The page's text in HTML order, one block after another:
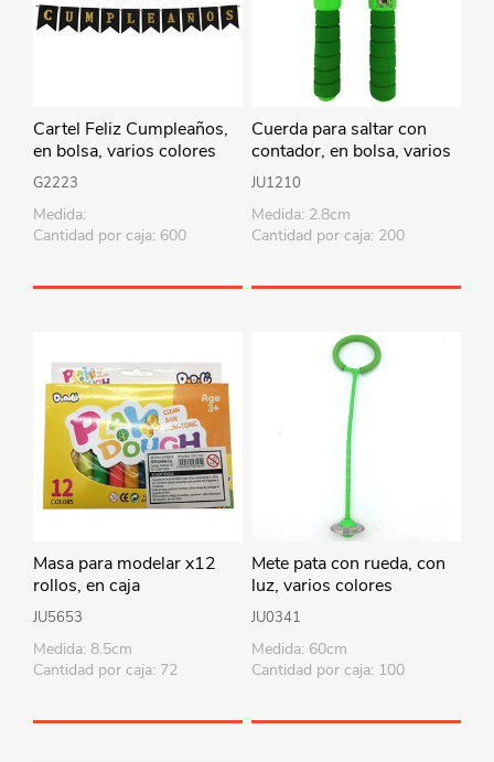
Cartel Feliz Cumpleaños,
en bolsa, varios colores
G2223
Medida:
Cantidad por caja: 600
Cuerda para saltar con
contador, en bolsa, varios
colores
JU1210
Medida: 2.8cm
Cantidad por caja: 200
Masa para modelar x12
rollos, en caja
JU5653
Medida: 8.5cm
Cantidad por caja: 72
Mete pata con rueda, con
luz, varios colores
JU0341
Medida: 60cm
Cantidad por caja: 100